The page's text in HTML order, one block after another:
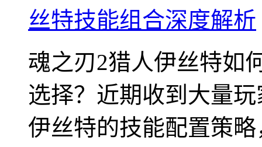
丝特技能组合深度解析
魂之刃2猎人伊丝特如
选择？近期收到大量
伊丝特的技能配置策